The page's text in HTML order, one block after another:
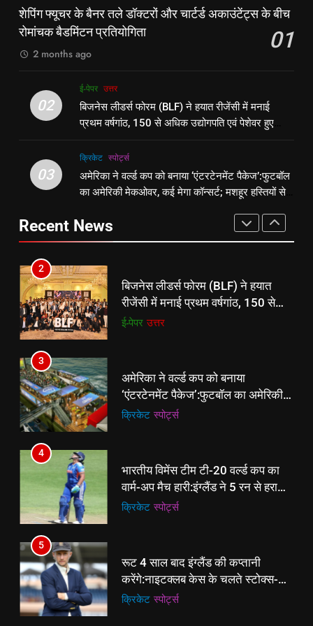
करेंगे:नाइटक्लब केस के चलते स्टोक्स-
एटकिंसन दूसरे टेस्ट से बाहर; आर्चर की
न्यूज़
चार्टर्ड अकाउंटेंट्स के बीच रोमांचक
बैडमिंटन प्रतियोगिता
ई-पेपर उत्तर
2
बिजनेस लीडर्स फोरम (BLF) ने हयात
रीजेंसी में मनाई प्रथम वर्षगांठ, 150 से
अधिक उद्योगपति एवं पेशेवर हुए शामिल
3
अमेरिका ने वर्ल्ड कप को बनाया
‘एंटरटेनमेंट पैकेज’:फुटबॉल का अमेरिकी
मेकओवर, कई मेगा कॉन्सर्ट; मशहूर हस्तियों
से प्रमोशन
क्रिकेट
4
भारतीय विमेंस टीम टी-20 वर्ल्ड कप का
वार्म-अप मैच हारी:इंग्लैंड ने 5 रन से हराया;
ऋचा घोष की फिफ्टी बेकार
क्रिकेट ‎स्पोर्ट्स
5
रूट 4 साल बाद इंग्लैंड की कप्तानी
करेंगे:नाइटक्लब केस के चलते स्टोक्स-
एटकिंसन दूसरे टेस्ट से बाहर; आर्चर की
वापसी
क्रिकेट ‎स्पोर्ट्स
6
अररिया में ‘जीरो ऑफिस डे’ अभियान
शुरू:उप विकास आयुक्त ने ग्रामीणों से जॉब
कार्ड बनाने की अपील, कल भी आयोजन
पूर्व राज्य
शेपिंग फ्यूचर के बैनर तले डॉक्टरों और चार्टर्ड अकाउंटेंट्स के बीच
रोमांचक बैडमिंटन प्रतियोगिता
01
2 months ago
02
ई-पेपर उत्तर
बिजनेस लीडर्स फोरम (BLF) ने हयात रीजेंसी में मनाई
प्रथम वर्षगांठ, 150 से अधिक उद्योगपति एवं पेशेवर हुए
03
क्रिकेट ‎स्पोर्ट्स
अमेरिका ने वर्ल्ड कप को बनाया ‘एंटरटेनमेंट पैकेज’:फुटबॉल
का अमेरिकी मेकओवर, कई मेगा कॉन्सर्ट; मशहूर हस्तियों से
Recent News
किशनगंज में रेतुआ नदी पर बना डायवर्सन
बहा:दर्जनों गांवों का संपर्क टूटा, 12 KM
रूट 4 साल बाद इंग्लैंड की कप्तानी
करेंगे:नाइटक्लब केस के चलते स्टोक्स-
वापसी
1
शेपिंग फ्यूचर के बैनर तले डॉक्टरों और
चार्टर्ड अकाउंटेंट्स के बीच रोमांचक
2
बिजनेस लीडर्स फोरम (BLF) ने हयात
रीजेंसी में मनाई प्रथम वर्षगांठ, 150 से
अधिक उद्योगपति एवं पेशेवर हुए शामिल
ई-पेपर उत्तर
3
अमेरिका ने वर्ल्ड कप को बनाया
‘एंटरटेनमेंट पैकेज’:फुटबॉल का अमेरिकी
मेकओवर, कई मेगा कॉन्सर्ट; मशहूर हस्तियों
क्रिकेट ‎स्पोर्ट्स
4
भारतीय विमेंस टीम टी-20 वर्ल्ड कप का
वार्म-अप मैच हारी:इंग्लैंड ने 5 रन से हराया;
ऋचा घोष की फिफ्टी बेकार
क्रिकेट ‎स्पोर्ट्स
5
रूट 4 साल बाद इंग्लैंड की कप्तानी
करेंगे:नाइटक्लब केस के चलते स्टोक्स-
एटकिंसन दूसरे टेस्ट से बाहर; आर्चर की
क्रिकेट ‎स्पोर्ट्स